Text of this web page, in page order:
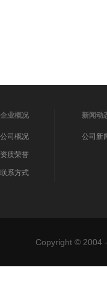
企业概况
公司概况
资质荣誉
联系方式
新闻动
公司新
Copyright © 2004